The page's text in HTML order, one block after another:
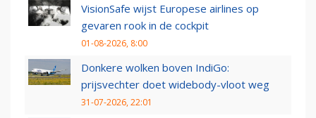
VisionSafe wijst Europese airlines op
gevaren rook in de cockpit
01-08-2026, 8:00
Donkere wolken boven IndiGo:
prijsvechter doet widebody-vloot weg
31-07-2026, 22:01